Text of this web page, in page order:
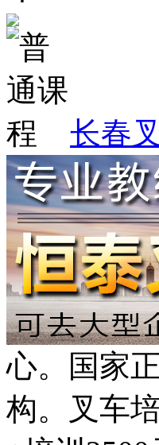
长春
心。国家
构。叉车